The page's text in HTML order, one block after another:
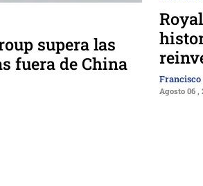
supera las
fuera de China
Agosto 06 ,